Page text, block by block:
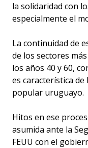
la solidaridad con
especialmente el
La continuidad de
de los sectores
los años 40 y 60,
es característica
popular uruguayo.
Hitos en ese
asumida ante la
FEUU con el